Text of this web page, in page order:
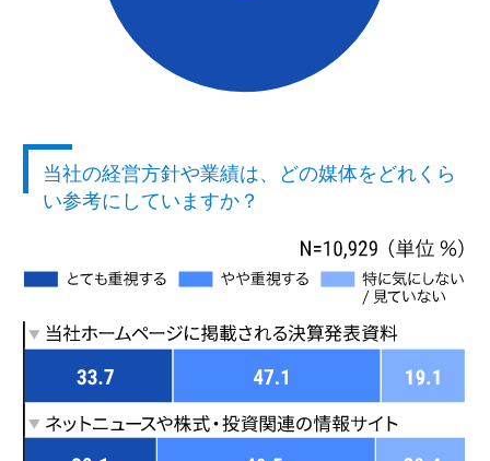
当社の経営方針や業績は、どの媒体をどれくら
い参考にしていますか？